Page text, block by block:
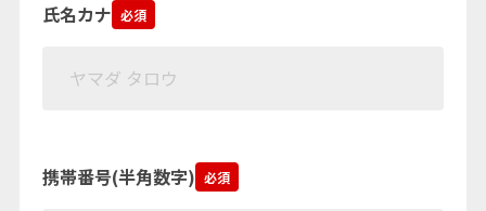
氏名カナ 必須
携帯番号(半角数字) 必須